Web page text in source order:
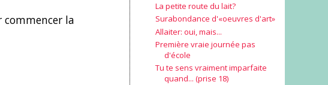
la
La petite route du lait?
Surabondance d'«oeuvres d'art»
Allaiter: oui, mais...
Première vraie journée pas
d'école
Tu te sens vraiment imparfaite
quand... (prise 18)